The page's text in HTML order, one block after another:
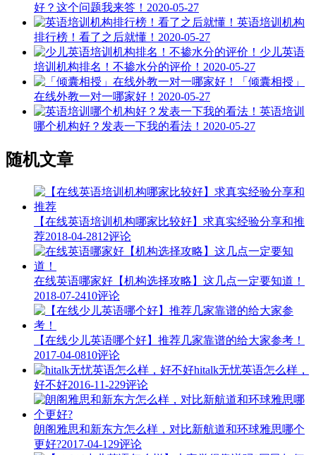
好？这个问题我来答！ 2020-05-27
英语培训机构
排行榜！看了之后就懂！ 2020-05-27
少儿英语
培训机构排名！不掺水分的评价！ 2020-05-27
「倾囊相授」
在线外教一对一哪家好！ 2020-05-27
英语培训
哪个机构好？发表一下我的看法！ 2020-05-27
随机文章
【在线英语培训机构哪家比较好】求真实经验分享和推
荐2018-04-2812评论
在线英语哪家好【机构选择攻略】这几点一定要知道！
2018-07-2410评论
【在线少儿英语哪个好】推荐几家靠谱的给大家参考！
2017-04-0810评论
hitalk无忧英语怎么样，
好不好2016-11-229评论
朗阁雅思和新东方怎么样，对比新航道和环球雅思哪个
更好?2017-04-129评论